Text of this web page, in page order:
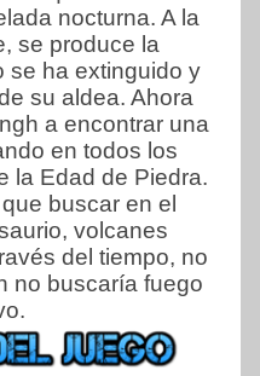
nocturna. A la
se produce la
se ha extinguido y
su aldea. Ahora
a encontrar una
en todos los
la Edad de Piedra.
buscar en el
volcanes
del tiempo, no
no buscaría fuego